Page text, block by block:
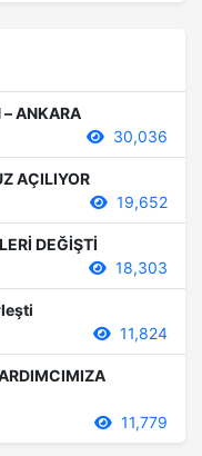
– ANKARA
30,036
AÇILIYOR
19,652
DEĞİŞTİ
18,303
11,824
11,779